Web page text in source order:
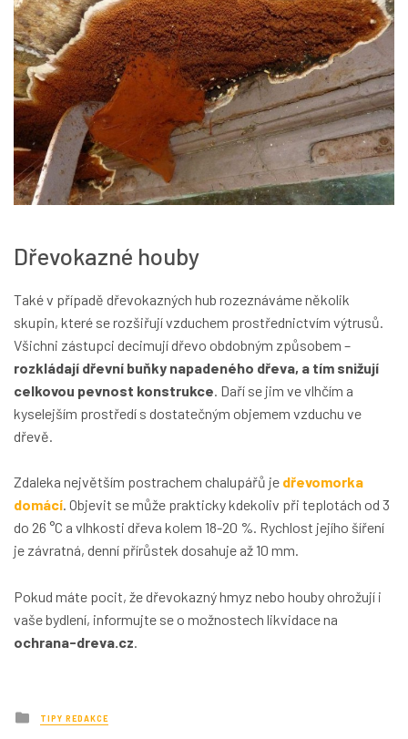
Dřevokazné houby
Také v případě dřevokazných hub rozeznáváme několik
skupin, které se rozšiřují vzduchem prostřednictvím výtrusů.
Všichni zástupci decimují dřevo obdobným způsobem –
rozkládají dřevní buňky napadeného dřeva, a tím snižují
celkovou pevnost konstrukce . Daří se jim ve vlhčím a
kyselejším prostředí s dostatečným objemem vzduchu ve
dřevě.
Zdaleka největším postrachem chalupářů je dřevomorka
domácí. Objevit se může prakticky kdekoliv při teplotách od 3
do 26 °C a vlhkosti dřeva kolem 18-20 %. Rychlost jejího šíření
je závratná, denní přírůstek dosahuje až 10 mm.
Pokud máte pocit, že dřevokazný hmyz nebo houby ohrožují i
vaše bydlení, informujte se o možnostech likvidace na
ochrana-dreva.cz.
Posted
in
TIPY REDAKCE